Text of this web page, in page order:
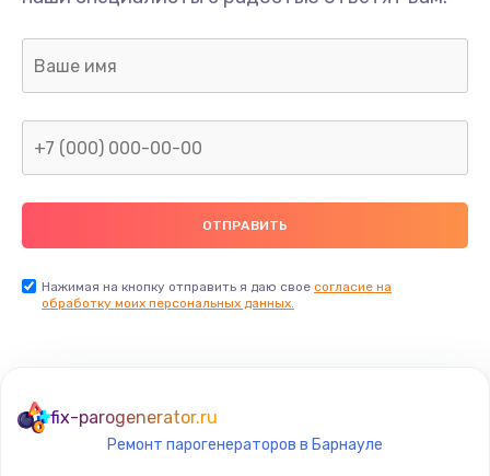
Нажимая на кнопку отправить я даю свое согласие на
обработку моих персональных данных.
fix-parogenerator.ru
Ремонт парогенераторов в Барнауле